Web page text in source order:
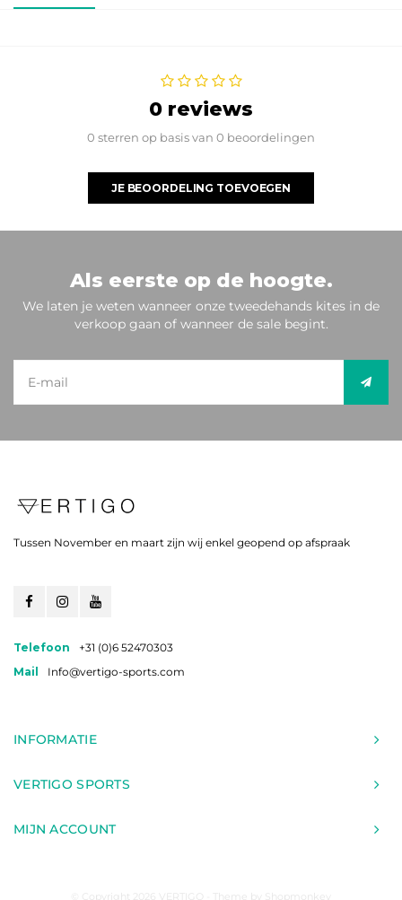
0 reviews
0 sterren op basis van 0 beoordelingen
JE BEOORDELING TOEVOEGEN
Als eerste op de hoogte.
We laten je weten wanneer onze tweedehands kites in de
verkoop gaan of wanneer de sale begint.
Tussen November en maart zijn wij enkel geopend op afspraak
Telefoon
+31 (0)6 52470303
Mail
Info@vertigo-sports.com
INFORMATIE
VERTIGO SPORTS
MIJN ACCOUNT
© Copyright 2026 VERTIGO - Theme by Shopmonkey